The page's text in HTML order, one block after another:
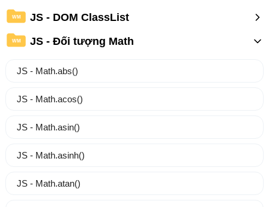
WM JS - DOM ClassList
WM JS - Đối tượng Math
JS - Math.abs()
JS - Math.acos()
JS - Math.asin()
JS - Math.asinh()
JS - Math.atan()